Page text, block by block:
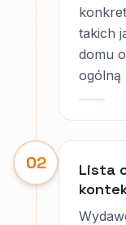
takich
domu
ogólną
02
Lista